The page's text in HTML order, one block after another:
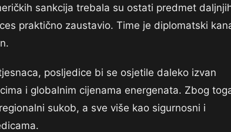
sankcija trebala su ostati predmet
praktično zaustavio. Time je diplomatski
posljedice bi se osjetile daleko izvan
i globalnim cijenama energenata. Zbog
sukob, a sve više kao sigurnosni i